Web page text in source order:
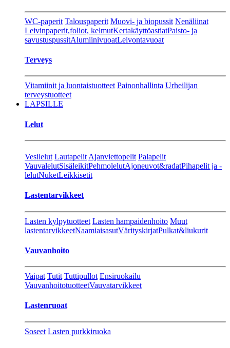
WC-paperit Talouspaperit Muovi- ja biopussit Nenäliinat
Leivinpaperit,foliot, kelmutKertakäyttöastiatPaisto- ja
savustuspussitAlumiinivuoatLeivontavuoat
Terveys
Vitamiinit ja luontaistuotteet Painonhallinta Urheilijan
terveystuotteet
LAPSILLE
Lelut
Vesilelut Lautapelit Ajanviettopelit Palapelit
VauvalelutSisäleikitPehmolelutAjoneuvot&radatPihapelit ja -
lelutNuketLeikkisetit
Lastentarvikkeet
Lasten kylpytuotteet Lasten hampaidenhoito Muut
lastentarvikkeetNaamiaisasutVärityskirjatPulkat&liukurit
Vauvanhoito
Vaipat Tutit Tuttipullot Ensiruokailu
VauvanhoitotuotteetVauvatarvikkeet
Lastenruoat
Soseet Lasten purkkiruoka